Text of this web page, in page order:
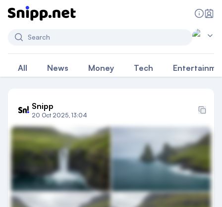
Search
All News Money Tech
Snipp
20 Oct 2025, 13:04